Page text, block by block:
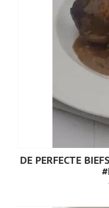
DE PERFECTE